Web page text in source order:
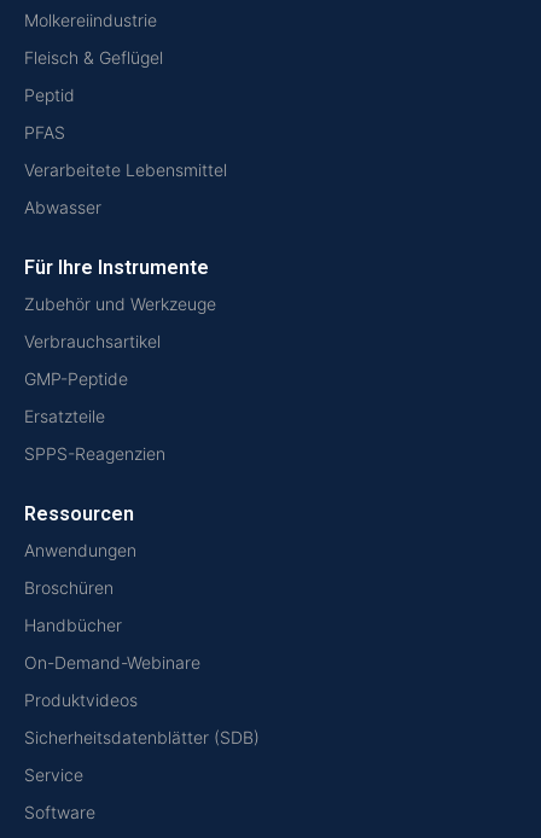
Molkereiindustrie
Fleisch & Geflügel
Peptid
PFAS
Verarbeitete Lebensmittel
Abwasser
Für Ihre Instrumente
Zubehör und Werkzeuge
Verbrauchsartikel
GMP-Peptide
Ersatzteile
SPPS-Reagenzien
Ressourcen
Anwendungen
Broschüren
Handbücher
On-Demand-Webinare
Produktvideos
Sicherheitsdatenblätter (SDB)
Service
Software